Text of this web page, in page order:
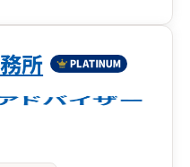
をサポートいたしま
所